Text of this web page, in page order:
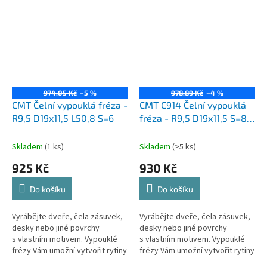
974,05 Kč –5 %
CMT Čelní vypouklá fréza -
R9,5 D19x11,5 L50,8 S=6
Skladem (1 ks)
925 Kč
Do košíku
Vyrábějte dveře, čela zásuvek,
desky nebo jiné povrchy
s vlastním motivem. Vypouklé
frézy Vám umožní vytvořit rytiny
978,89 Kč –4 %
CMT C914 Čelní vypouklá
fréza - R9,5 D19x11,5 S=8
Skladem (>5 ks)
930 Kč
Do košíku
Vyrábějte dveře, čela zásuvek,
desky nebo jiné povrchy
s vlastním motivem. Vypouklé
frézy Vám umožní vytvořit rytiny